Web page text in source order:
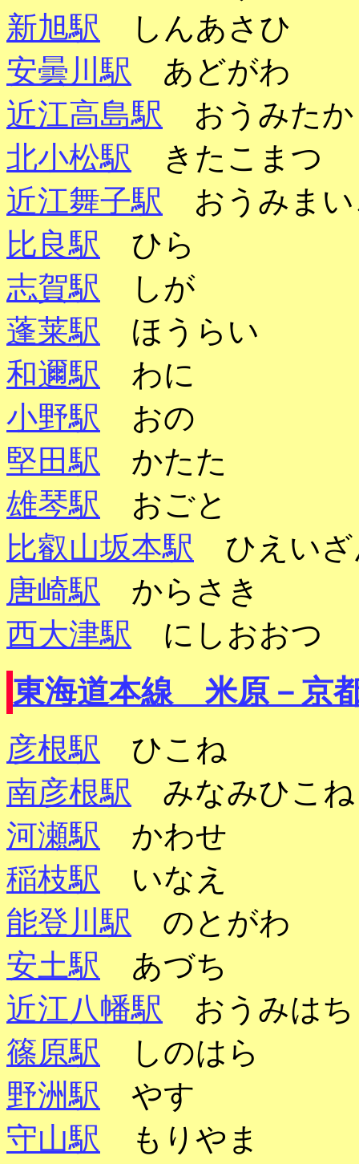
新旭駅 しんあさひ
安曇川駅 あどがわ
近江高島駅 おうみたか
北小松駅 きたこまつ
近江舞子駅 おうみまい
比良駅 ひら
志賀駅 しが
蓬莱駅 ほうらい
和邇駅 わに
小野駅 おの
堅田駅 かたた
雄琴駅 おごと
比叡山坂本駅 ひえいざ
唐崎駅 からさき
西大津駅 にしおおつ
東海道本線 米原－京
彦根駅 ひこね
南彦根駅 みなみひこ
河瀬駅 かわせ
稲枝駅 いなえ
能登川駅 のとがわ
安土駅 あづち
近江八幡駅 おうみは
篠原駅 しのはら
野洲駅 やす
守山駅 もりやま